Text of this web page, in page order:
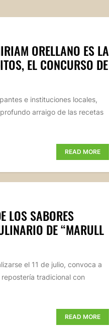
ORELLANO ES LA
EL CONCURSO DE
e instituciones locales,
arraigo de las recetas
READ MORE
LOS SABORES
DE “MARULL
el 11 de julio, convoca a
tradicional con
READ MORE